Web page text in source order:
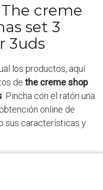
creme
set 3
3uds
los productos, aquí
de the creme shop
. Pincha con el ratón una
online de
sus características y